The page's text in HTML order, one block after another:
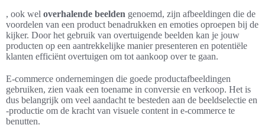
, ook wel overhalende beelden genoemd, zijn afbeeldingen die de
voordelen van een product benadrukken en emoties oproepen bij de
kijker. Door het gebruik van overtuigende beelden kan je jouw
producten op een aantrekkelijke manier presenteren en potentiële
klanten efficiënt overtuigen om tot aankoop over te gaan.
E-commerce ondernemingen die goede productafbeeldingen
gebruiken, zien vaak een toename in conversie en verkoop. Het is
dus belangrijk om veel aandacht te besteden aan de beeldselectie en
-productie om de kracht van visuele content in e-commerce te
benutten.